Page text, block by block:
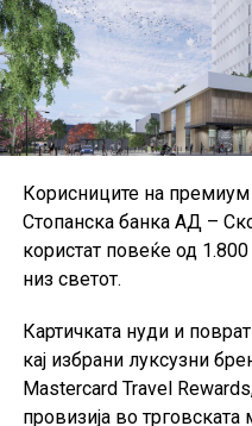
Корисниците на премиум
Стопанска банка АД –
користат повеќе од
низ светот.
Картичката нуди и
кај избрани луксузни
Mastercard Travel
провизија во трговската